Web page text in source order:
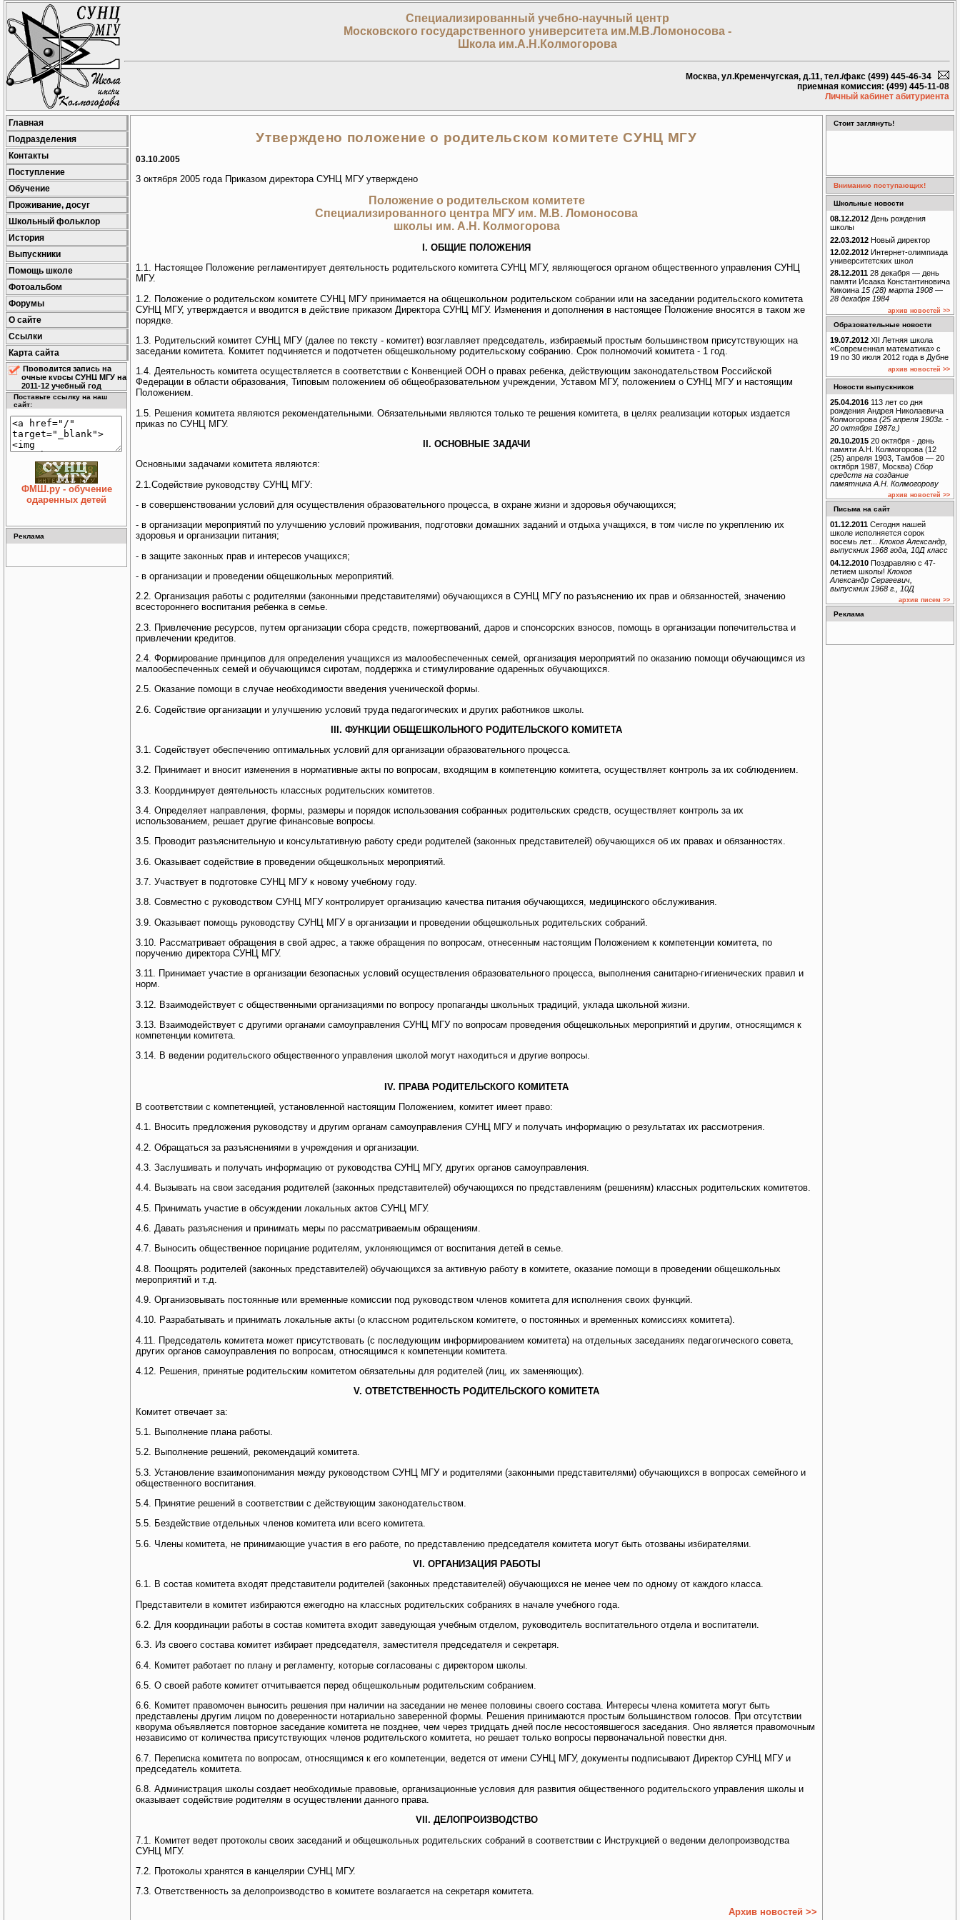
Специализированный учебно-научный центр
Московского государственного университета им.М.В.Ломоносова -
Школа им.А.Н.Колмогорова
Москва, ул.Кременчугская, д.11, тел./факс (499) 445-46-34
приемная комиссия: (499) 445-11-08
Личный кабинет абитуриента
Главная
Подразделения
Контакты
Поступление
Обучение
Проживание, досуг
Школьный фольклор
История
Выпускники
Помощь школе
Фотоальбом
Форумы
О сайте
Ссылки
Карта сайта
Проводится запись на
очные курсы СУНЦ МГУ на
2011-12 учебный год
Поставьте ссылку на наш
сайт:
ФМШ.ру - обучение
одаренных детей
Реклама
Утверждено положение о родительском комитете СУНЦ МГУ
03.10.2005
3 октября 2005 года Приказом директора СУНЦ МГУ утверждено
Положение о родительском комитете
Специализированного центра МГУ им. М.В. Ломоносова
школы им. А.Н. Колмогорова
I. ОБЩИЕ ПОЛОЖЕНИЯ
1.1. Настоящее Положение регламентирует деятельность родительского комитета СУНЦ МГУ, являющегося органом общественного управления СУНЦ
МГУ.
1.2. Положение о родительском комитете СУНЦ МГУ принимается на общешкольном родительском собрании или на заседании родительского комитета
СУНЦ МГУ, утверждается и вводится в действие приказом Директора СУНЦ МГУ. Изменения и дополнения в настоящее Положение вносятся в таком же
порядке.
1.3. Родительский комитет СУНЦ МГУ (далее по тексту - комитет) возглавляет председатель, избираемый простым большинством присутствующих на
заседании комитета. Комитет подчиняется и подотчетен общешкольному родительскому собранию. Срок полномочий комитета - 1 год.
1.4. Деятельность комитета осуществляется в соответствии с Конвенцией ООН о правах ребенка, действующим законодательством Российской
Федерации в области образования, Типовым положением об общеобразовательном учреждении, Уставом МГУ, положением о СУНЦ МГУ и настоящим
Положением.
1.5. Решения комитета являются рекомендательными. Обязательными являются только те решения комитета, в целях реализации которых издается
приказ по СУНЦ МГУ.
II. ОСНОВНЫЕ ЗАДАЧИ
Основными задачами комитета являются:
2.1.Содействие руководству СУНЦ МГУ:
- в совершенствовании условий для осуществления образовательного процесса, в охране жизни и здоровья обучающихся;
- в организации мероприятий по улучшению условий проживания, подготовки домашних заданий и отдыха учащихся, в том числе по укреплению их
здоровья и организации питания;
- в защите законных прав и интересов учащихся;
- в организации и проведении общешкольных мероприятий.
2.2. Организация работы с родителями (законными представителями) обучающихся в СУНЦ МГУ по разъяснению их прав и обязанностей, значению
всестороннего воспитания ребенка в семье.
2.3. Привлечение ресурсов, путем организации сбора средств, пожертвований, даров и спонсорских взносов, помощь в организации попечительства и
привлечении кредитов.
2.4. Формирование принципов для определения учащихся из малообеспеченных семей, организация мероприятий по оказанию помощи обучающимся из
малообеспеченных семей и обучающимся сиротам, поддержка и стимулирование одаренных обучающихся.
2.5. Оказание помощи в случае необходимости введения ученической формы.
2.6. Содействие организации и улучшению условий труда педагогических и других работников школы.
III. ФУНКЦИИ ОБЩЕШКОЛЬНОГО РОДИТЕЛЬСКОГО КОМИТЕТА
3.1. Содействует обеспечению оптимальных условий для организации образовательного процесса.
3.2. Принимает и вносит изменения в нормативные акты по вопросам, входящим в компетенцию комитета, осуществляет контроль за их соблюдением.
3.3. Координирует деятельность классных родительских комитетов.
3.4. Определяет направления, формы, размеры и порядок использования собранных родительских средств, осуществляет контроль за их
использованием, решает другие финансовые вопросы.
3.5. Проводит разъяснительную и консультативную работу среди родителей (законных представителей) обучающихся об их правах и обязанностях.
3.6. Оказывает содействие в проведении общешкольных мероприятий.
3.7. Участвует в подготовке СУНЦ МГУ к новому учебному году.
3.8. Совместно с руководством СУНЦ МГУ контролирует организацию качества питания обучающихся, медицинского обслуживания.
3.9. Оказывает помощь руководству СУНЦ МГУ в организации и проведении общешкольных родительских собраний.
3.10. Рассматривает обращения в свой адрес, а также обращения по вопросам, отнесенным настоящим Положением к компетенции комитета, по
поручению директора СУНЦ МГУ.
3.11. Принимает участие в организации безопасных условий осуществления образовательного процесса, выполнения санитарно-гигиенических правил и
норм.
3.12. Взаимодействует с общественными организациями по вопросу пропаганды школьных традиций, уклада школьной жизни.
3.13. Взаимодействует с другими органами самоуправления СУНЦ МГУ по вопросам проведения общешкольных мероприятий и другим, относящимся к
компетенции комитета.
3.14. В ведении родительского общественного управления школой могут находиться и другие вопросы.
IV. ПРАВА РОДИТЕЛЬСКОГО КОМИТЕТА
В соответствии с компетенцией, установленной настоящим Положением, комитет имеет право:
4.1. Вносить предложения руководству и другим органам самоуправления СУНЦ МГУ и получать информацию о результатах их рассмотрения.
4.2. Обращаться за разъяснениями в учреждения и организации.
4.3. Заслушивать и получать информацию от руководства СУНЦ МГУ, других органов самоуправления.
4.4. Вызывать на свои заседания родителей (законных представителей) обучающихся по представлениям (решениям) классных родительских комитетов.
4.5. Принимать участие в обсуждении локальных актов СУНЦ МГУ.
4.6. Давать разъяснения и принимать меры по рассматриваемым обращениям.
4.7. Выносить общественное порицание родителям, уклоняющимся от воспитания детей в семье.
4.8. Поощрять родителей (законных представителей) обучающихся за активную работу в комитете, оказание помощи в проведении общешкольных
мероприятий и т.д.
4.9. Организовывать постоянные или временные комиссии под руководством членов комитета для исполнения своих функций.
4.10. Разрабатывать и принимать локальные акты (о классном родительском комитете, о постоянных и временных комиссиях комитета).
4.11. Председатель комитета может присутствовать (с последующим информированием комитета) на отдельных заседаниях педагогического совета,
других органов самоуправления по вопросам, относящимся к компетенции комитета.
4.12. Решения, принятые родительским комитетом обязательны для родителей (лиц, их заменяющих).
V. ОТВЕТСТВЕННОСТЬ РОДИТЕЛЬСКОГО КОМИТЕТА
Комитет отвечает за:
5.1. Выполнение плана работы.
5.2. Выполнение решений, рекомендаций комитета.
5.3. Установление взаимопонимания между руководством СУНЦ МГУ и родителями (законными представителями) обучающихся в вопросах семейного и
общественного воспитания.
5.4. Принятие решений в соответствии с действующим законодательством.
5.5. Бездействие отдельных членов комитета или всего комитета.
5.6. Члены комитета, не принимающие участия в его работе, по представлению председателя комитета могут быть отозваны избирателями.
VI. ОРГАНИЗАЦИЯ РАБОТЫ
6.1. В состав комитета входят представители родителей (законных представителей) обучающихся не менее чем по одному от каждого класса.
Представители в комитет избираются ежегодно на классных родительских собраниях в начале учебного года.
6.2. Для координации работы в состав комитета входит заведующая учебным отделом, руководитель воспитательного отдела и воспитатели.
6.З. Из своего состава комитет избирает председателя, заместителя председателя и секретаря.
6.4. Комитет работает по плану и регламенту, которые согласованы с директором школы.
6.5. О своей работе комитет отчитывается перед общешкольным родительским собранием.
6.6. Комитет правомочен выносить решения при наличии на заседании не менее половины своего состава. Интересы члена комитета могут быть
представлены другим лицом по доверенности нотариально заверенной формы. Решения принимаются простым большинством голосов. При отсутствии
кворума объявляется повторное заседание комитета не позднее, чем через тридцать дней после несостоявшегося заседания. Оно является правомочным
независимо от количества присутствующих членов родительского комитета, но решает только вопросы первоначальной повестки дня.
6.7. Переписка комитета по вопросам, относящимся к его компетенции, ведется от имени СУНЦ МГУ, документы подписывают Директор СУНЦ МГУ и
председатель комитета.
6.8. Администрация школы создает необходимые правовые, организационные условия для развития общественного родительского управления школы и
оказывает содействие родителям в осуществлении данного права.
VII. ДЕЛОПРОИЗВОДСТВО
7.1. Комитет ведет протоколы своих заседаний и общешкольных родительских собраний в соответствии с Инструкцией о ведении делопроизводства
СУНЦ МГУ.
7.2. Протоколы хранятся в канцелярии СУНЦ МГУ.
7.3. Ответственность за делопроизводство в комитете возлагается на секретаря комитета.
Архив новостей >>
Стоит заглянуть!
Вниманию поступающих!
Школьные новости
08.12.2012 День рождения
школы
22.03.2012 Новый директор
12.02.2012 Интернет-олимпиада
университетских школ
28.12.2011 28 декабря — день
памяти Исаака Константиновича
Кикоина 15 (28) марта 1908 —
28 декабря 1984
архив новостей >>
Образовательные новости
19.07.2012 XII Летняя школа
«Современная математика» с
19 по 30 июля 2012 года в Дубне
архив новостей >>
Новости выпускников
25.04.2016 113 лет со дня
рождения Андрея Николаевича
Колмогорова (25 апреля 1903г. -
20 октября 1987г.)
20.10.2015 20 октября - день
памяти А.Н. Колмогорова (12
(25) апреля 1903, Тамбов — 20
октября 1987, Москва) Сбор
средств на создание
памятника А.Н. Колмогорову
архив новостей >>
Письма на сайт
01.12.2011 Сегодня нашей
школе исполняется сорок
восемь лет... Клоков Александр,
выпускник 1968 года, 10Д класс
04.12.2010 Поздравляю с 47-
летием школы! Клоков
Александр Сергеевич,
выпускник 1968 г., 10Д
архив писем >>
Реклама